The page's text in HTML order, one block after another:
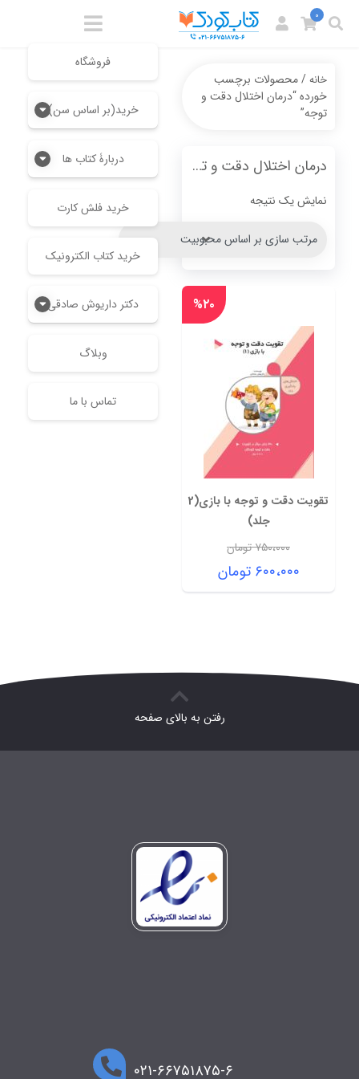
فروشگاه
خرید(بر اساس سن)
دربارۀ کتاب ها
خرید فلش کارت
خرید کتاب الکترونیک
دکتر داریوش صادقی
وبلاگ
تماس با ما
0
خانه/ محصولات برچسب
خورده “درمان اختلال دقت و
توجه”
درمان اختلال دقت و توجه
نمایش یک نتیجه
تقویت دقت و توجه با بازی(2
جلد)
۷۵۰،۰۰۰تومان
قیمت
اصلی:
۶۰۰،۰۰۰ تومان
قیمت
%۲۰
رفتن به بالای صفحه
۰۲۱-۶۶۷۵۱۸۷۵-۶